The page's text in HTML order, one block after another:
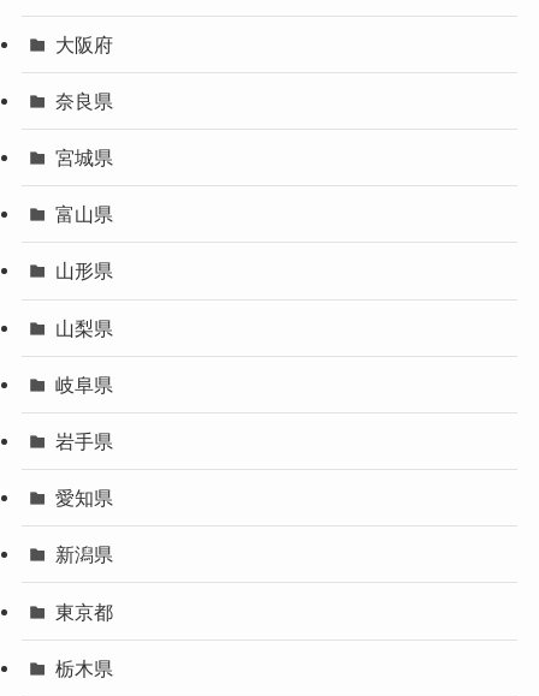
大阪府
奈良県
宮城県
富山県
山形県
山梨県
岐阜県
岩手県
愛知県
新潟県
東京都
栃木県